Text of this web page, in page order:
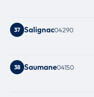
37 Salignac04290
38 Saumane04150